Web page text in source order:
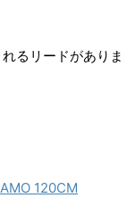
るリードがありま
120CM